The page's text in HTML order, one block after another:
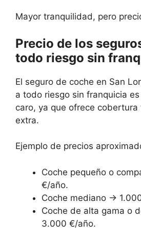
Mayor tranquilidad, pero
Precio de los
todo riesgo sin
El seguro de coche en San
a todo riesgo sin franquicia
caro, ya que ofrece
extra.
Ejemplo de precios
Coche pequeño o
€/año.
Coche mediano →
Coche de alta gama o
3.000 €/año.